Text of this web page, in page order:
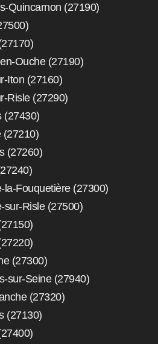
Quincarnon (27190)
Ouche (27190)
Iton (27160)
Risle (27290)
(27430)
(27210)
(27260)
la-Fouquetière (27300)
sur-Risle (27500)
(27300)
sur-Seine (27940)
(27320)
(27130)